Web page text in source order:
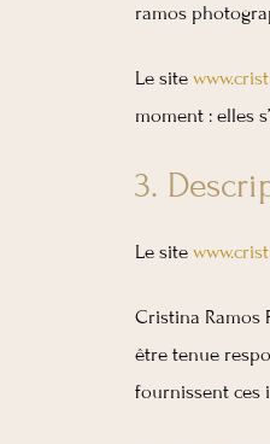
ramos
Le site
moment : elles
3.
Le site
Cristina Ramos
être tenue
fournissent ces